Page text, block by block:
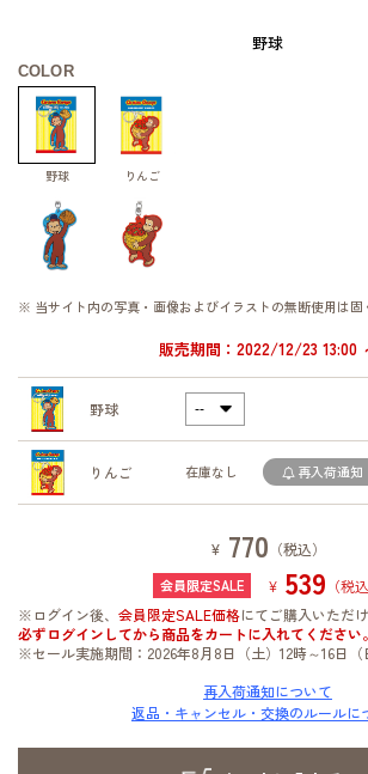
野球
COLOR
野球 りんご
※ 当サイト内の写真・画像およびイラストの無断使用は固
販売期間：2022/12/23 13:00
野球
りんご 在庫なし 再入荷通知
¥ 770 （税込）
¥ 539 （税込
※ログイン後、 会員限定SALE価格にてご購入いただけ
必ずログインしてから商品をカートに入れてください。
※セール実施期間：2026年8月8日（土）12時～16日（
再入荷通知について
返品・キャンセル・交換のルールに